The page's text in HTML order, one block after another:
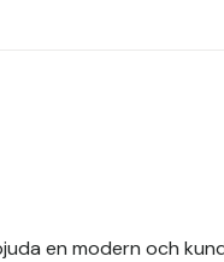
en modern och